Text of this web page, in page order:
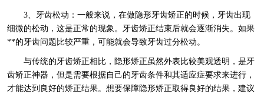
3、牙齿松动：一般来说，在做隐形牙齿矫正的时候，牙齿出现
细微的松动，这是正常的现象。牙齿矫正结束后就会逐渐消失。如果
**的牙齿问题比较严重，可能就会导致牙齿过分松动。
与传统的牙齿矫正相比，隐形矫正虽然外表比较美观透明，是牙
齿矫正神器，但是需要根据自己的牙齿条件和其适应症要求来进行，
才能达到良好的矫正结果。想要保障隐形矫正取得良好的结果，建议